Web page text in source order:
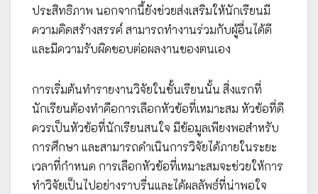
ประสิทธิภาพ นอกจากนี้ยังช่วยส่งเสริมให้นักเรียนมี
ความคิดสร้างสรรค์ สามารถทำงานร่วมกับผู้อื่นได้ดี
และมีความรับผิดชอบต่อผลงานของตนเอง
การเริ่มต้นทำรายงานวิจัยในชั้นเรียนนั้น สิ่งแรกที่
นักเรียนต้องทำคือการเลือกหัวข้อที่เหมาะสม หัวข้อที่ดี
ควรเป็นหัวข้อที่นักเรียนสนใจ มีข้อมูลเพียงพอสำหรับ
การศึกษา และสามารถดำเนินการวิจัยได้ภายในระยะ
เวลาที่กำหนด การเลือกหัวข้อที่เหมาะสมจะช่วยให้การ
ทำวิจัยเป็นไปอย่างราบรื่นและได้ผลลัพธ์ที่น่าพอใจ